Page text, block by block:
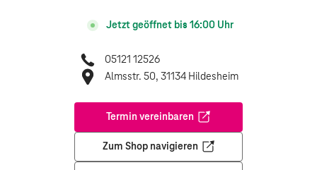
Jetzt geöffnet bis 16:00 Uhr
05121 12526
Almsstr. 50, 31134 Hildesheim
Termin vereinbaren
Öffnet in einem neuen Tab
Zum Shop navigieren
Öffnet in einem neuen Tab